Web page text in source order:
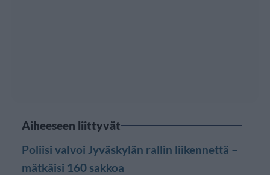
Aiheeseen liittyvät
Poliisi valvoi Jyväskylän rallin liikennettä –
mätkäisi 160 sakkoa